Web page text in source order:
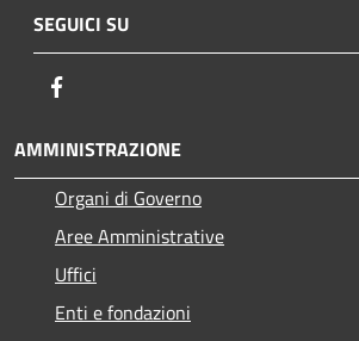
SEGUICI SU
AMMINISTRAZIONE
Organi di Governo
Aree Amministrative
Uffici
Enti e fondazioni